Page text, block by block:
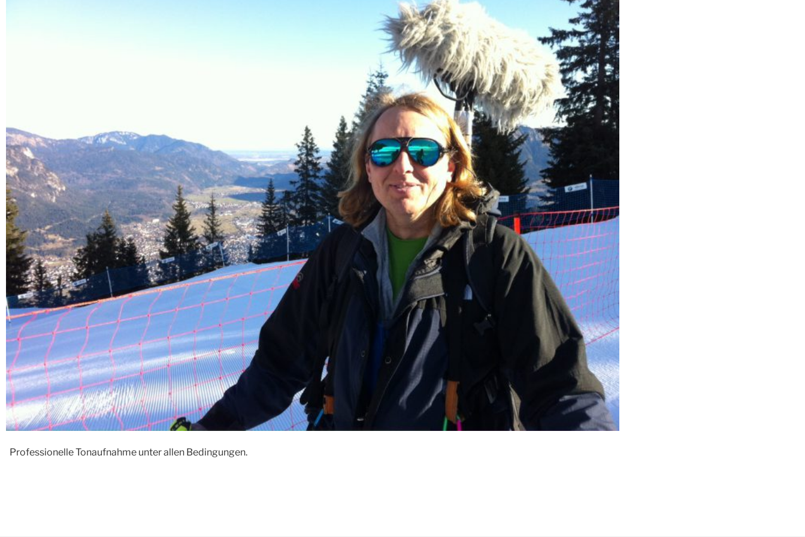
Professionelle Tonaufnahme unter allen Bedingungen.